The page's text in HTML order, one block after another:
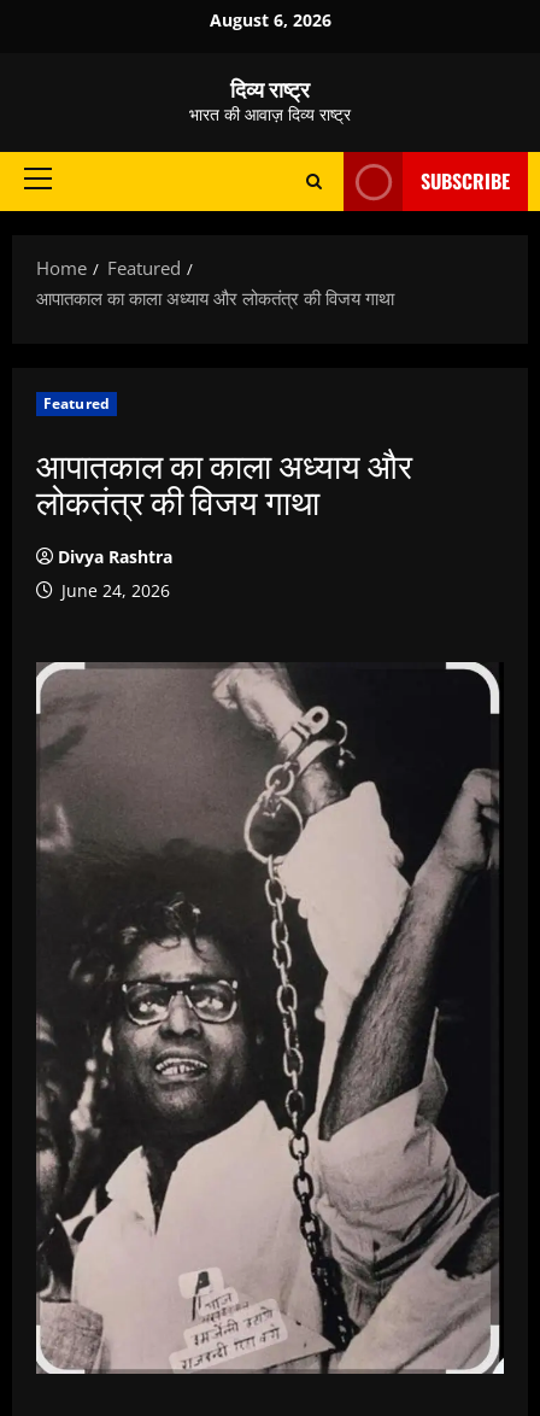
August 6, 2026
दिव्य राष्ट्र
भारत की आवाज़ दिव्य राष्ट्र
Primary
SUBSCRIBE
Home
Featured
आपातकाल का काला अध्याय और लोकतंत्र की विजय गाथा
Featured
आपातकाल का काला अध्याय और
लोकतंत्र की विजय गाथा
Divya Rashtra
June 24, 2026